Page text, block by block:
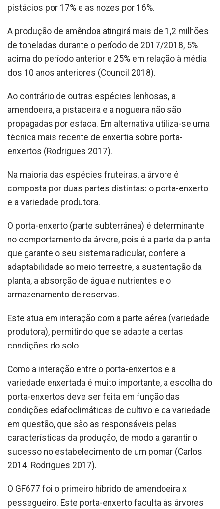
pistácios por 17% e as nozes por 16%.
A produção de amêndoa atingirá mais de 1,2 milhões
de toneladas durante o período de 2017/2018, 5%
acima do período anterior e 25% em relação à média
dos 10 anos anteriores (Council 2018).
Ao contrário de outras espécies lenhosas, a
amendoeira, a pistaceira e a nogueira não são
propagadas por estaca. Em alternativa utiliza-se uma
técnica mais recente de enxertia sobre porta-
enxertos (Rodrigues 2017).
Na maioria das espécies fruteiras, a árvore é
composta por duas partes distintas: o porta-enxerto
e a variedade produtora.
O porta-enxerto (parte subterrânea) é determinante
no comportamento da árvore, pois é a parte da planta
que garante o seu sistema radicular, confere a
adaptabilidade ao meio terrestre, a sustentação da
planta, a absorção de água e nutrientes e o
armazenamento de reservas.
Este atua em interação com a parte aérea (variedade
produtora), permitindo que se adapte a certas
condições do solo.
Como a interação entre o porta-enxertos e a
variedade enxertada é muito importante, a escolha do
porta-enxertos deve ser feita em função das
condições edafoclimáticas de cultivo e da variedade
em questão, que são as responsáveis pelas
características da produção, de modo a garantir o
sucesso no estabelecimento de um pomar (Carlos
2014; Rodrigues 2017).
O GF677 foi o primeiro híbrido de amendoeira x
pessegueiro. Este porta-enxerto faculta às árvores